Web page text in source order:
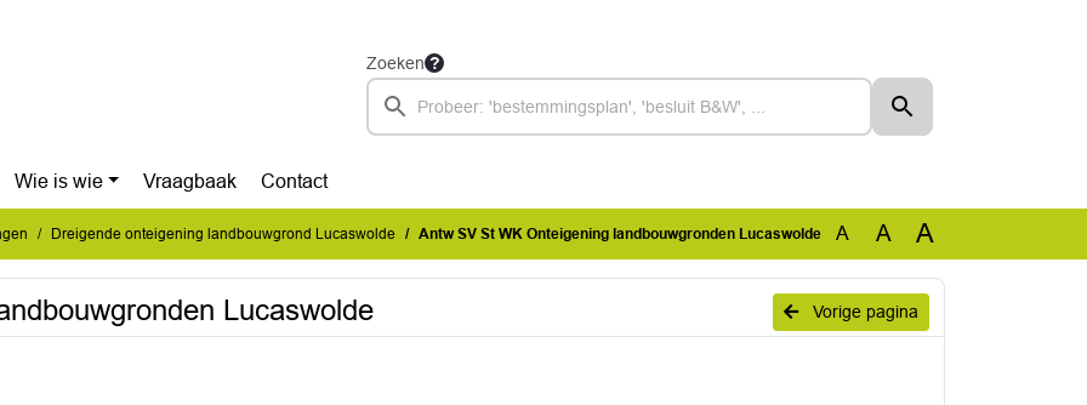
Zoeken
Wie is wie Vraagbaak Contact
Dreigende onteigening landbouwgrond Lucaswolde Antw SV St WK Onteigening landbouwgronden Lucaswolde A A A
Vorige pagina
Lucaswolde